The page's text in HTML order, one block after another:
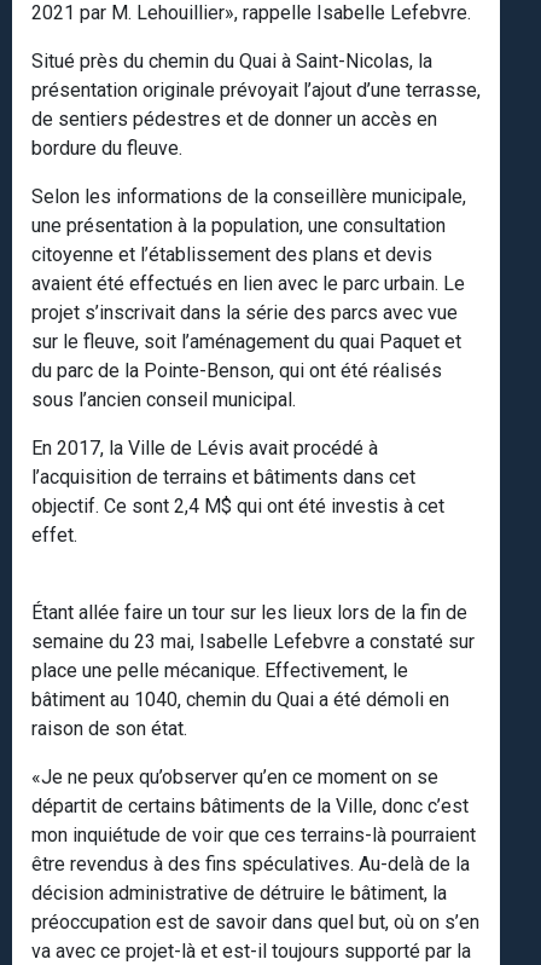
2021 par M. Lehouillier», rappelle Isabelle Lefebvre.
Situé près du chemin du Quai à Saint-Nicolas, la
présentation originale prévoyait l’ajout d’une terrasse,
de sentiers pédestres et de donner un accès en
bordure du fleuve.
Selon les informations de la conseillère municipale,
une présentation à la population, une consultation
citoyenne et l’établissement des plans et devis
avaient été effectués en lien avec le parc urbain. Le
projet s’inscrivait dans la série des parcs avec vue
sur le fleuve, soit l’aménagement du quai Paquet et
du parc de la Pointe-Benson, qui ont été réalisés
sous l’ancien conseil municipal.
En 2017, la Ville de Lévis avait procédé à
l’acquisition de terrains et bâtiments dans cet
objectif. Ce sont 2,4 M$ qui ont été investis à cet
effet.
Étant allée faire un tour sur les lieux lors de la fin de
semaine du 23 mai, Isabelle Lefebvre a constaté sur
place une pelle mécanique. Effectivement, le
bâtiment au 1040, chemin du Quai a été démoli en
raison de son état.
«Je ne peux qu’observer qu’en ce moment on se
départit de certains bâtiments de la Ville, donc c’est
mon inquiétude de voir que ces terrains-là pourraient
être revendus à des fins spéculatives. Au-delà de la
décision administrative de détruire le bâtiment, la
préoccupation est de savoir dans quel but, où on s’en
va avec ce projet-là et est-il toujours supporté par la